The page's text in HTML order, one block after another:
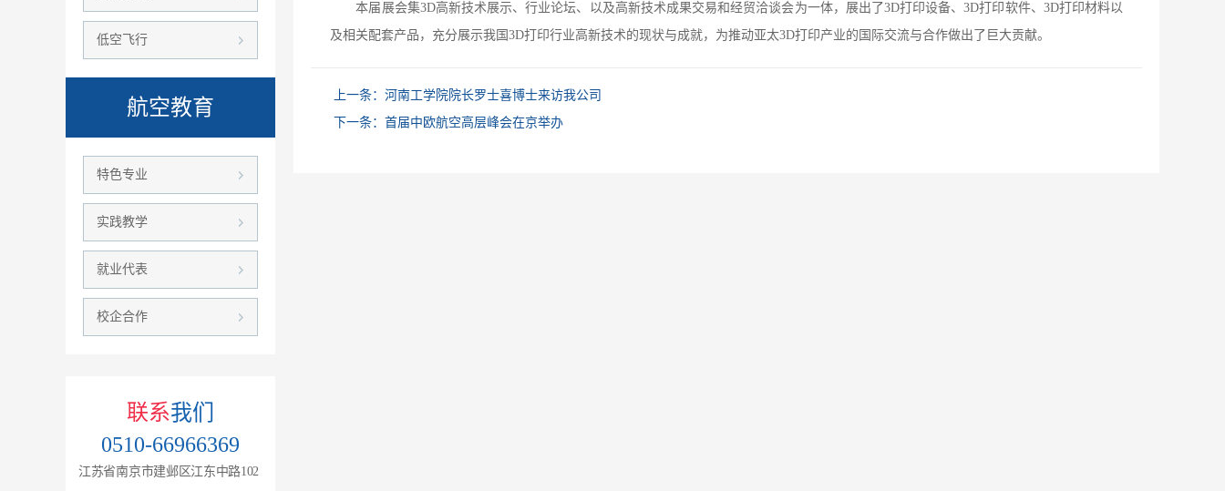
低空飞行
航空教育
特色专业
实践教学
就业代表
校企合作
联系我们
0510-66966369
江苏省南京市建邺区江东中路102
本届展会集3D高新技术展示、行业论坛、以及高新技术成果交易和经贸洽谈会为一体，展出了3D打印设备、3D打印软件、3D打印材料以
及相关配套产品，充分展示我国3D打印行业高新技术的现状与成就，为推动亚太3D打印产业的国际交流与合作做出了巨大贡献。
上一条： 河南工学院院长罗士喜博士来访我公司
下一条： 首届中欧航空高层峰会在京举办